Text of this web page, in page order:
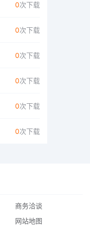
0次下载
0次下载
0次下载
0次下载
0次下载
0次下载
商务洽谈
网站地图